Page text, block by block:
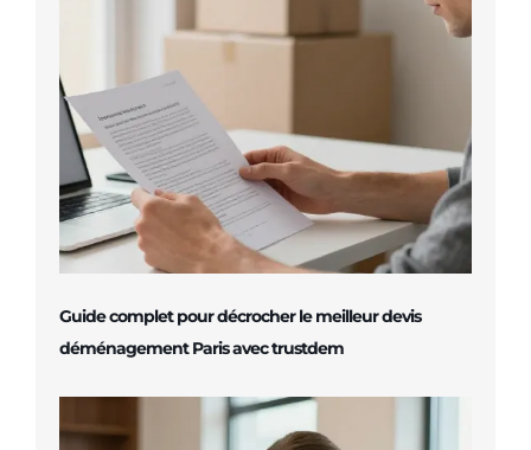
Guide complet pour décrocher le meilleur devis
déménagement Paris avec trustdem